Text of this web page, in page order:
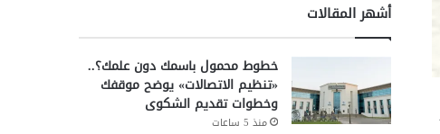
أشهر المقالات
خطوط محمول باسمك دون علمك؟..
«تنظيم الاتصالات» يوضح موقفك
وخطوات تقديم الشكوى
منذ 5 ساعات